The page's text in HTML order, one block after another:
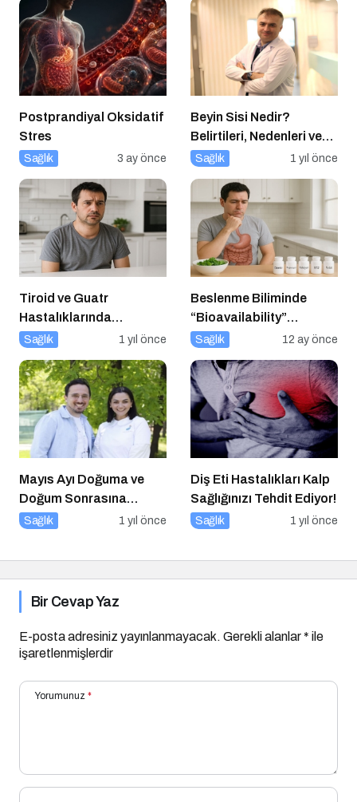
Postprandiyal Oksidatif
Stres
Sağlık 3 ay önce
Beyin Sisi Nedir?
Belirtileri, Nedenleri ve
Korunma Yolları
Sağlık 1 yıl önce
Tiroid ve Guatr
Hastalıklarında
Beslenme Bilinci
Sağlık 1 yıl önce
Beslenme Biliminde
“Bioavailability”
Kavramı: Hangi Besin Ne
Sağlık 12 ay önce
Mayıs Ayı Doğuma ve
Doğum Sonrasına
Hazırlık Atölyesi
Sağlık 1 yıl önce
Diş Eti Hastalıkları Kalp
Sağlığınızı Tehdit Ediyor!
Sağlık 1 yıl önce
Bir Cevap Yaz
E-posta adresiniz yayınlanmayacak. Gerekli alanlar* ile
işaretlenmişlerdir
Yorumunuz *